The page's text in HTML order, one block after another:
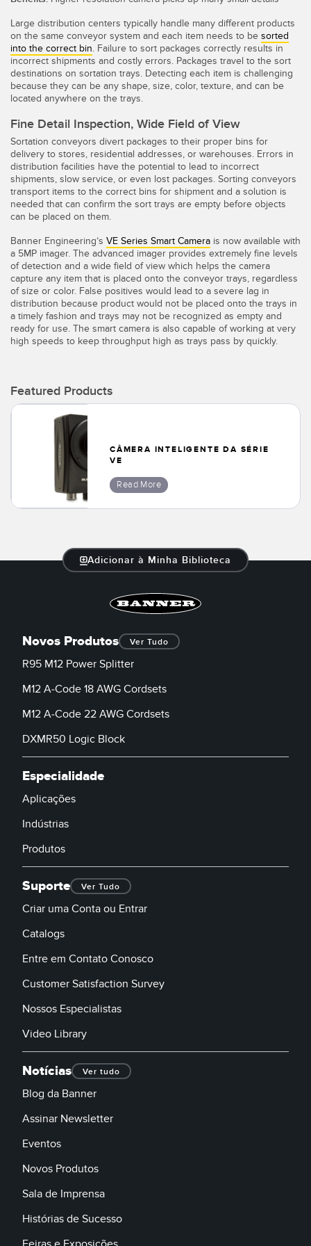
Pick-to-Light Sensors
Sensores de Temperatura e Vibração
Condition Monitoring Sensors
Wireless Condition Monitoring Sensors
Vibration Sensors
ACCESSORIES
ACESSÓRIOS
Cabos
Conversores
SOFTWARE
Banner Measurement Sensor Software
TECHNOLOGY
Sensors with IO-Link
Monitoramento de Nível de Tanques
LINKS RELACIONADOS
IO-Link
Lavação
Large distribution centers typically handle many different products
on the same conveyor system and each item needs to be sorted
into the correct bin. Failure to sort packages correctly results in
incorrect shipments and costly errors. Packages travel to the sort
destinations on sortation trays. Detecting each item is challenging
because they can be any shape, size, color, texture, and can be
located anywhere on the trays.
Fine Detail Inspection, Wide Field of View
Sortation conveyors divert packages to their proper bins for
delivery to stores, residential addresses, or warehouses. Errors in
distribution facilities have the potential to lead to incorrect
shipments, slow service, or even lost packages. Sorting conveyors
transport items to the correct bins for shipment and a solution is
needed that can confirm the sort trays are empty before objects
can be placed on them.
Banner Engineering’s VE Series Smart Camera is now available with
a 5MP imager. The advanced imager provides extremely fine levels
of detection and a wide field of view which helps the camera
capture any item that is placed onto the conveyor trays, regardless
of size or color. False positives would lead to a severe lag in
distribution because product would not be placed onto the trays in
a timely fashion and trays may not be recognized as empty and
ready for use. The smart camera is also capable of working at very
high speeds to keep throughput high as trays pass by quickly.
Featured Products
CÂMERA INTELIGENTE DA SÉRIE
VE
Read More
Adicionar à Minha Biblioteca
Novos Produtos Ver Tudo
R95 M12 Power Splitter
M12 A-Code 18 AWG Cordsets
M12 A-Code 22 AWG Cordsets
DXMR50 Logic Block
Especialidade
Aplicações
Indústrias
Produtos
Suporte Ver Tudo
Criar uma Conta ou Entrar
Catalogs
Entre em Contato Conosco
Customer Satisfaction Survey
Nossos Especialistas
Video Library
Notícias Ver tudo
Blog da Banner
Assinar Newsletter
Eventos
Novos Produtos
Sala de Imprensa
Histórias de Sucesso